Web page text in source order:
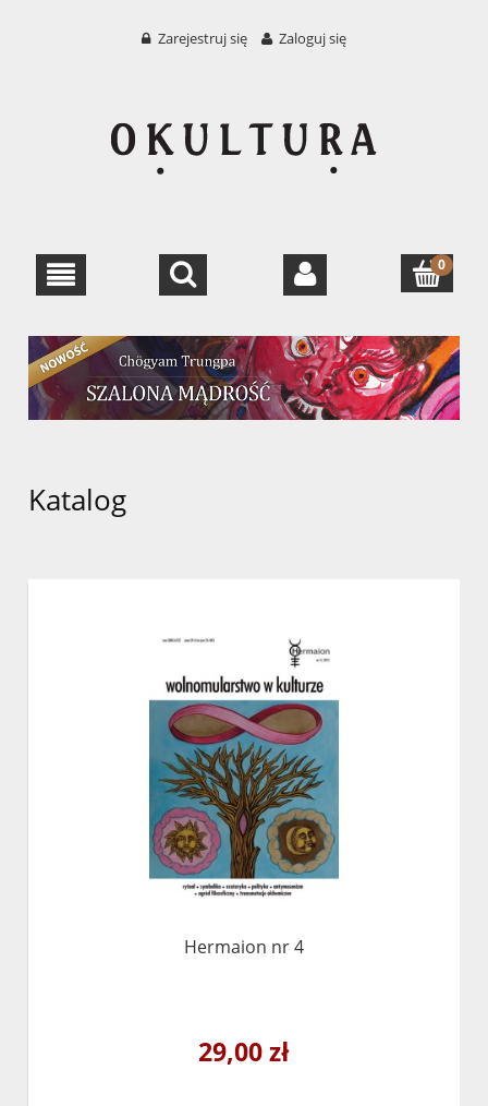
Zarejestruj się Zaloguj się
Katalog
Hermaion nr 4
29,00 zł